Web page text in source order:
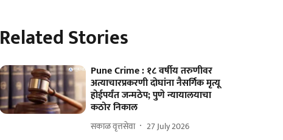
Related Stories
Pune Crime : १८ वर्षीय तरुणीवर
अत्याचारप्रकरणी दोघांना नैसर्गिक मृत्यू
होईपर्यंत जन्मठेप; पुणे न्यायालयाचा
कठोर निकाल
सकाळ वृत्तसेवा 27 July 2026